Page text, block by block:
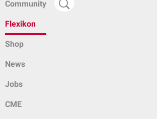
Community
Flexikon
Shop
News
Jobs
CME